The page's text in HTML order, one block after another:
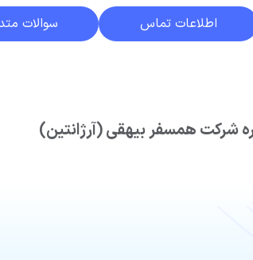
اطلاعات تماس سوالات
شرکت همسفر بیهقی (آرژانتین)